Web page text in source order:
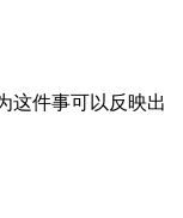
这件事可以反映出